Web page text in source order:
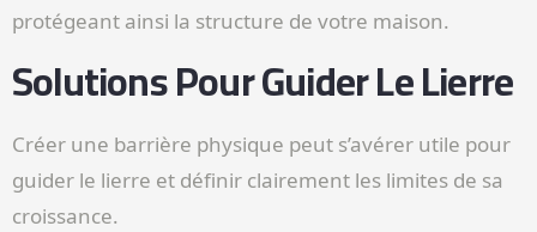
protégeant ainsi la structure de votre maison.
Solutions Pour Guider Le Lierre
Créer une barrière physique peut s’avérer utile pour
guider le lierre et définir clairement les limites de sa
croissance.